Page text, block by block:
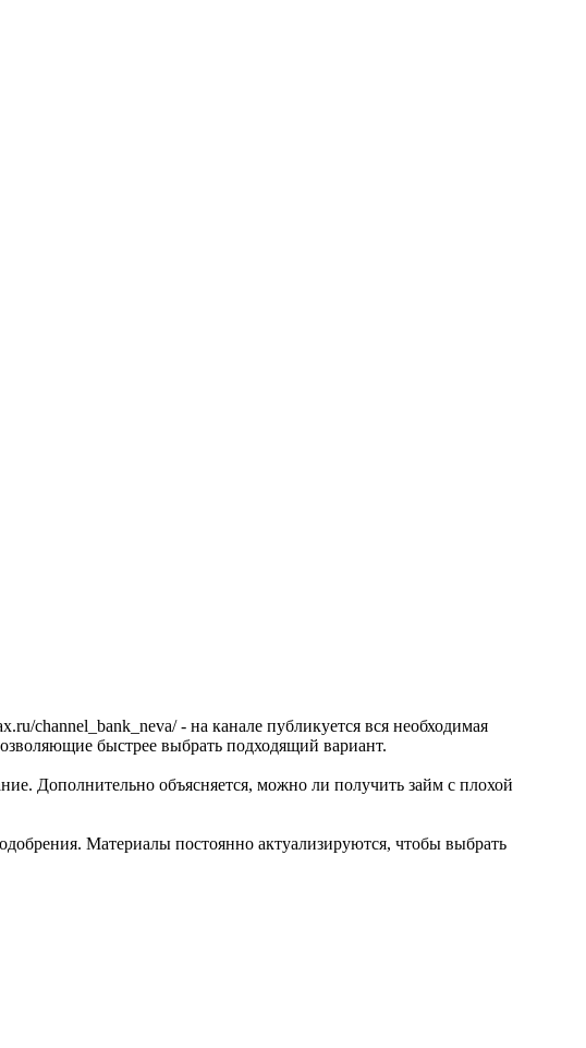
channel_bank_neva/ - на канале публикуется вся необходимая
быстрее выбрать подходящий вариант.
Дополнительно объясняется, можно ли получить займ с плохой
Материалы постоянно актуализируются, чтобы выбрать